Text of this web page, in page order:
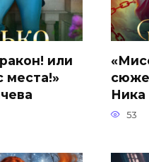
или
места!»
Ника
53